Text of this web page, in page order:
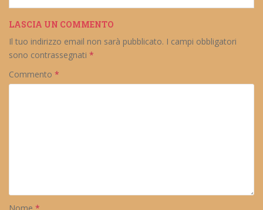
LASCIA UN COMMENTO
Il tuo indirizzo email non sarà pubblicato. I campi obbligatori
sono contrassegnati *
Commento *